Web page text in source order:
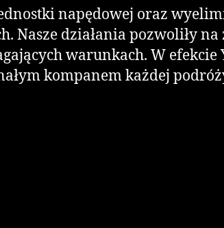
napędowej oraz
Nasze działania pozwoliły
warunkach. W efekcie
kompanem każdej